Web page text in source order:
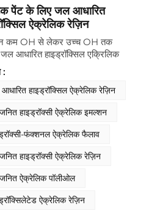
पेंट के लिए जल आधारित
ऐक्रेलिक रेज़िन
कम OH से लेकर उच्च OH तक
जल आधारित हाइड्रॉक्सिल एक्रिलिक
उत्पादन करता है।जलजनित
ऐक्रेलिक रेज़िन एक जल-आधारित
जिसमें हाइड्रॉक्सिल समूह होते हैं, और
यह सख्त पर्यावरणीय नियमों का पालन
इसके अलावा, इसमें अच्छी फिल्म-निर्माण
होती है। कोटिंग्स में तैयार होने पर, यह एक
एकसमान फिल्म बना सकता है, जिससे
सबस्ट्रेट्स पर अच्छी कवरेज सुनिश्चित
हाइड्रॉक्सिल ऐक्रेलिक पॉलीलॉल
बनाती है।
:
हाइड्रॉक्सिल ऐक्रेलिक रेज़िन
हाइड्रॉक्सी ऐक्रेलिक इमल्शन
फंक्शनल ऐक्रेलिक फैलाव
हाइड्रॉक्सी ऐक्रेलिक रेज़िन
ऐक्रेलिक पॉलीओल​
ऐक्रेलिक रेज़िन​